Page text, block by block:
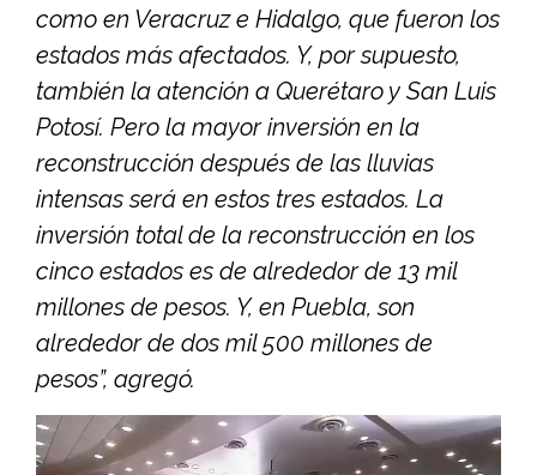
como en Veracruz e Hidalgo, que fueron los
estados más afectados. Y, por supuesto,
también la atención a Querétaro y San Luis
Potosí. Pero la mayor inversión en la
reconstrucción después de las lluvias
intensas será en estos tres estados. La
inversión total de la reconstrucción en los
cinco estados es de alrededor de 13 mil
millones de pesos. Y, en Puebla, son
alrededor de dos mil 500 millones de
pesos”, agregó.